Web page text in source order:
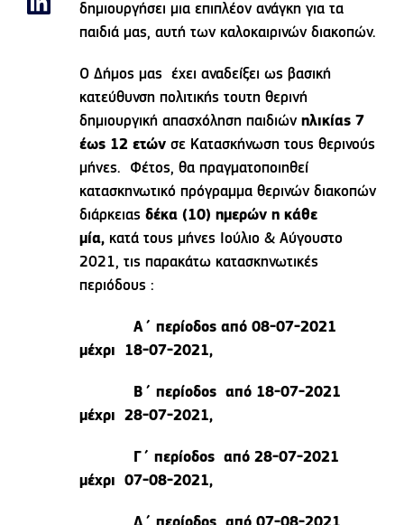
δημιουργήσει µια επιπλέον ανάγκη για τα
παιδιά µας, αυτή των καλοκαιρινών διακοπών.
Ο Δήμος μας έχει αναδείξει ως βασική
κατεύθυνση πολιτικής τουτη θερινή
δημιουργική απασχόληση παιδιώνηλικίας 7
έως 12 ετώνσε Κατασκήνωση τους θερινούς
μήνες. Φέτος, θα πραγματοποιηθεί
κατασκηνωτικό πρόγραμμα θερινών διακοπών
διάρκειαςδέκα (10) ημερών η κάθε
μία, κατά τους μήνες Ιούλιο & Αύγουστο
2021, τις παρακάτω κατασκηνωτικές
περιόδους :
Α΄ περίοδος από 08-07-2021
μέχρι 18-07-2021,
Β΄ περίοδος από 18-07-2021
μέχρι 28-07-2021,
Γ΄ περίοδος από 28-07-2021
μέχρι 07-08-2021,